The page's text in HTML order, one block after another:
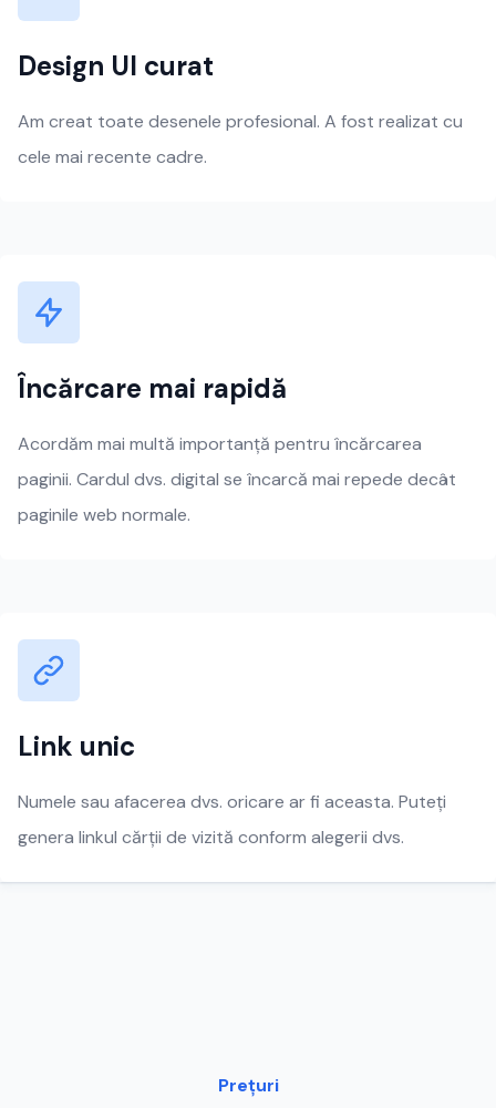
Design UI curat
Am creat toate desenele profesional. A fost realizat cu
cele mai recente cadre.
Încărcare mai rapidă
Acordăm mai multă importanță pentru încărcarea
paginii. Cardul dvs. digital se încarcă mai repede decât
paginile web normale.
Link unic
Numele sau afacerea dvs. oricare ar fi aceasta. Puteți
genera linkul cărții de vizită conform alegerii dvs.
Prețuri